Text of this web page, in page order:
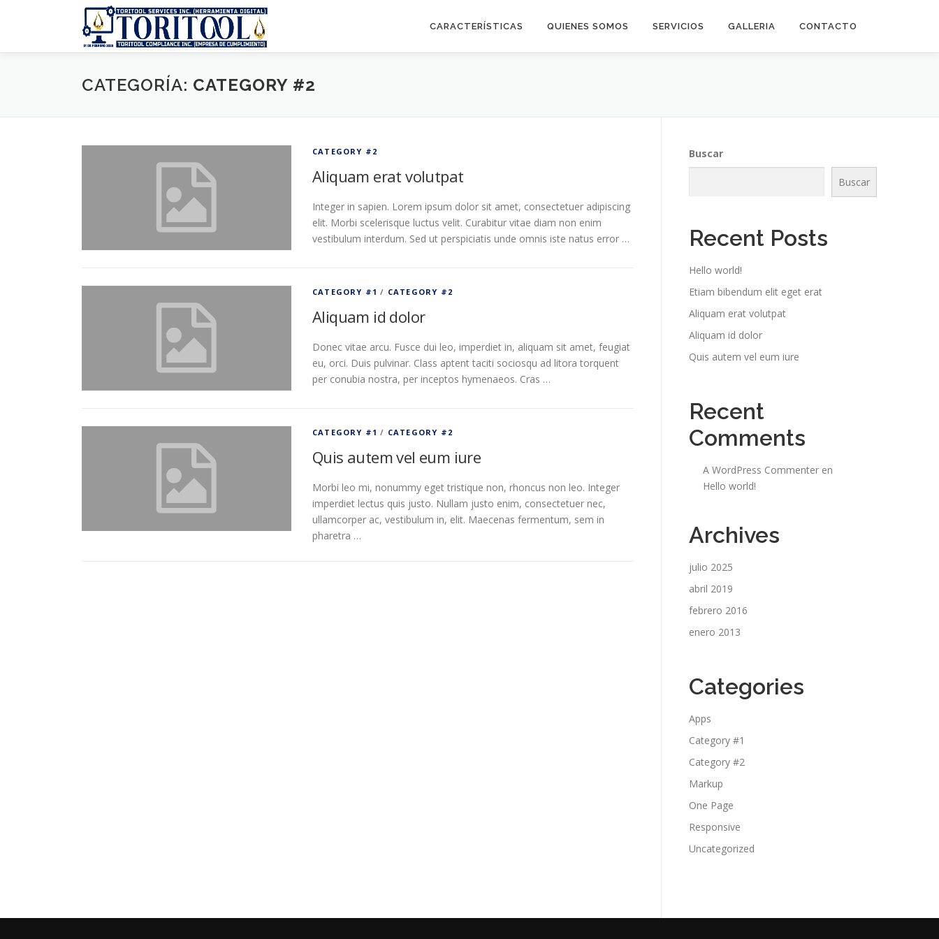
CARACTERÍSTICAS QUIENES SOMOS SERVICIOS GALLERIA CONTACTO
CATEGORÍA: CATEGORY #2
CATEGORY #2
Aliquam erat volutpat
Integer in sapien. Lorem ipsum dolor sit amet, consectetuer adipiscing
elit. Morbi scelerisque luctus velit. Curabitur vitae diam non enim
vestibulum interdum. Sed ut perspiciatis unde omnis iste natus error …
CATEGORY #1 / CATEGORY #2
Aliquam id dolor
Donec vitae arcu. Fusce dui leo, imperdiet in, aliquam sit amet, feugiat
eu, orci. Duis pulvinar. Class aptent taciti sociosqu ad litora torquent
per conubia nostra, per inceptos hymenaeos. Cras …
CATEGORY #1 / CATEGORY #2
Quis autem vel eum iure
Morbi leo mi, nonummy eget tristique non, rhoncus non leo. Integer
imperdiet lectus quis justo. Nullam justo enim, consectetuer nec,
ullamcorper ac, vestibulum in, elit. Maecenas fermentum, sem in
pharetra …
Buscar
Buscar
Recent Posts
Hello world!
Etiam bibendum elit eget erat
Aliquam erat volutpat
Aliquam id dolor
Quis autem vel eum iure
Recent
Comments
A WordPress Commenter en
Hello world!
Archives
julio 2025
abril 2019
febrero 2016
enero 2013
Categories
Apps
Category #1
Category #2
Markup
One Page
Responsive
Uncategorized